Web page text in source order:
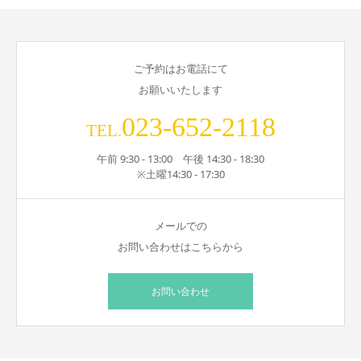
ご予約はお電話にて
お願いいたします
TEL.023-652-2118
午前 9:30 - 13:00 午後 14:30 - 18:30
※土曜14:30 - 17:30
メールでの
お問い合わせはこちらから
お問い合わせ